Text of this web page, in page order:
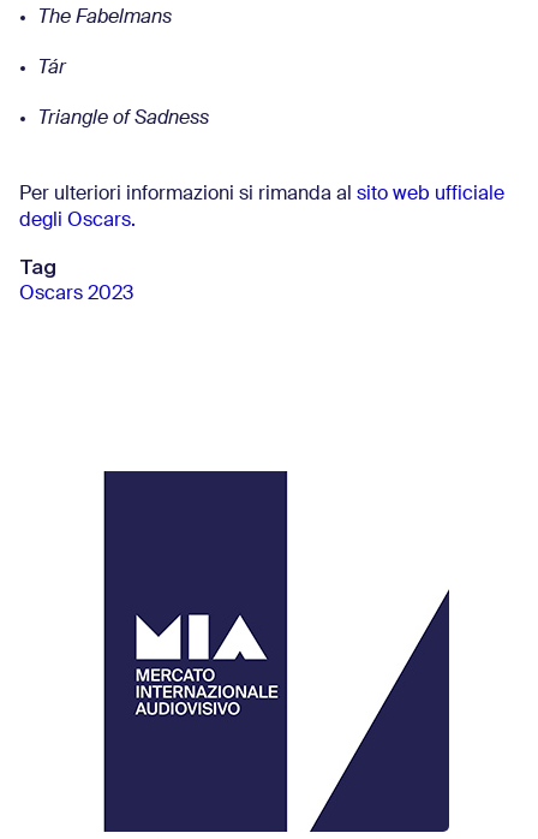
The Fabelmans
Tár
Triangle of Sadness
Per ulteriori informazioni si rimanda al sito web ufficiale
degli Oscars.
Tag
Oscars 2023